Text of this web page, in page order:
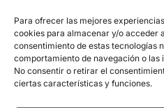
Para ofrecer las mejores
cookies para almacenar y/o acceder
consentimiento de estas tecnologías
comportamiento de navegación o
No consentir o retirar el
ciertas características y funciones.
Industria de la Automoción
desde su creación (2010).
De 2010 a 2022, ha sido
ejecutivo del Fondo de
Automoción (perteneciente al